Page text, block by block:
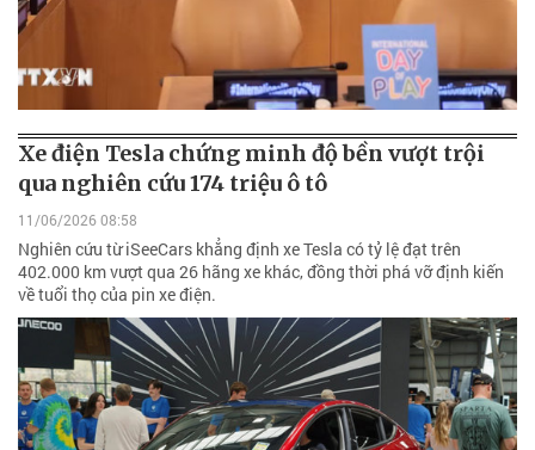
Xe điện Tesla chứng minh độ bền vượt trội
qua nghiên cứu 174 triệu ô tô
11/06/2026 08:58
Nghiên cứu từ iSeeCars khẳng định xe Tesla có tỷ lệ đạt trên
402.000 km vượt qua 26 hãng xe khác, đồng thời phá vỡ định kiến
về tuổi thọ của pin xe điện.